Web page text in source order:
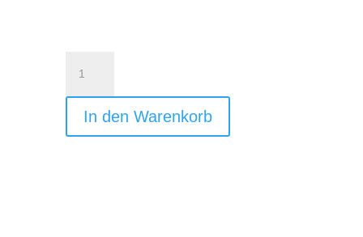
Anleitung
Senioren
In den Warenkorb